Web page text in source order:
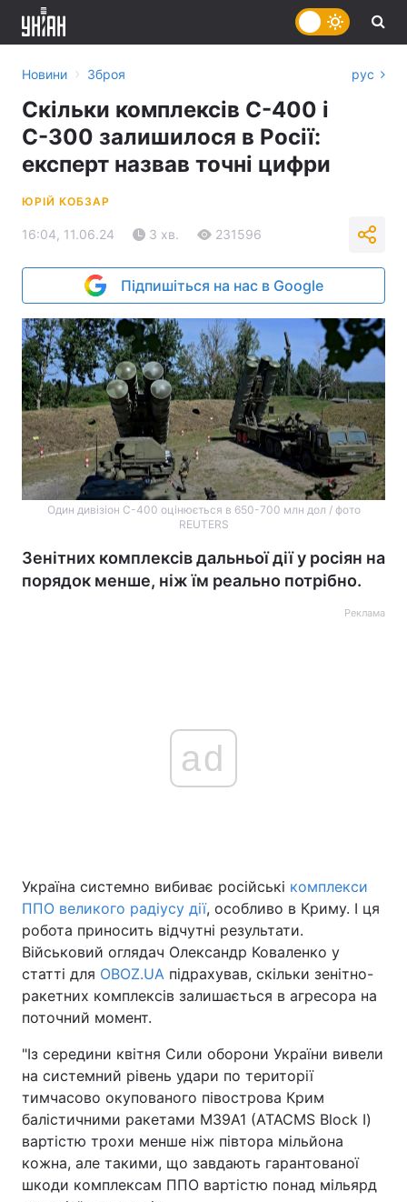
Головна Війна
Україна Політика
Економіка Світ
Спорт
Техно і зв'язок Лайт
Зброя Інциденти
Здоров'я Туризм
Цікавинки Погода
Новини › Зброя рус
Скільки комплексів С-400 і
С-300 залишилося в Росії:
експерт назвав точні цифри
ЮРІЙ КОБЗАР
16:04, 11.06.24 3 хв. 231596
Підпишіться на нас в Google
Один дивізіон С-400 оцінюється в 650-700 млн дол / фото
REUTERS
Зенітних комплексів дальньої дії у росіян на
порядок менше, ніж їм реально потрібно.
Реклама
ad
Україна системно вибиває російські комплекси
ППО великого радіусу дії, особливо в Криму. І ця
робота приносить відчутні результати.
Військовий оглядач Олександр Коваленко у
статті для OBOZ.UA підрахував, скільки зенітно-
ракетних комплексів залишається в агресора на
поточний момент.
"Із середини квітня Сили оборони України вивели
на системний рівень удари по території
тимчасово окупованого півострова Крим
балістичними ракетами M39А1 (ATACMS Block I)
вартістю трохи менше ніж півтора мільйона
кожна, але такими, що завдають гарантованої
шкоди комплексам ППО вартістю понад мільярд